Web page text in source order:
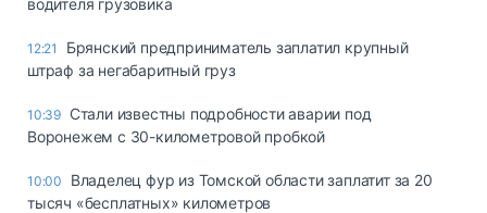
12:21
Брянский предприниматель заплатил крупный
штраф за негабаритный груз
10:39 Стали известны подробности аварии под
Воронежем с 30-километровой пробкой
10:00
Владелец фур из Томской области заплатит за 20
тысяч «бесплатных» километров